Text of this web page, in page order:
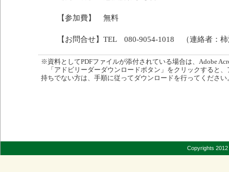
【参加費】 無料
【お問合せ】TEL 080-9054-1018 （連絡者：柿
※資料としてPDFファイルが添付されている場合は、Adobe
「アドビリーダーダウンロードボタン」をクリックすると
持ちでない方は、手順に従ってダウンロードを行ってください
Copyrights